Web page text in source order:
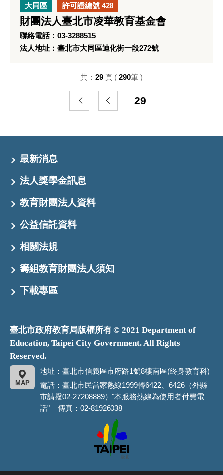
大同區 許可證編號 428
財團法人臺北市凌華教育基金會
聯絡電話：03-3288515
法人地址：臺北市大同區迪化街一段272號
29
共： 29 頁 ( 290筆 )
最新消息
法人獎學金訊息
教育財團法人資料
公益信託資料
相關法規
籌組教育財團法人須知
下載專區
臺北市政府教育局版權所有 © 2021 Department of
Education, Taipei City Government. All Rights
Reserved.
地址：臺北市信義區市府路1號8樓南區(終身教育科)
MAP
電話：臺北市民當家熱線1999轉6422、6426（外縣
市請撥02-27208889）"本服務熱線為使用者付費電
話" 傳真：02-81926038
市
政